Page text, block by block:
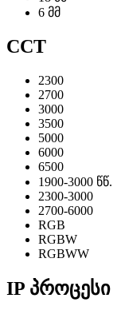
6 მმ
CCT
2300
2700
3000
3500
5000
6000
6500
1900-3000 წწ.
2300-3000
2700-6000
RGB
RGBW
RGBWW
IP პროცესი